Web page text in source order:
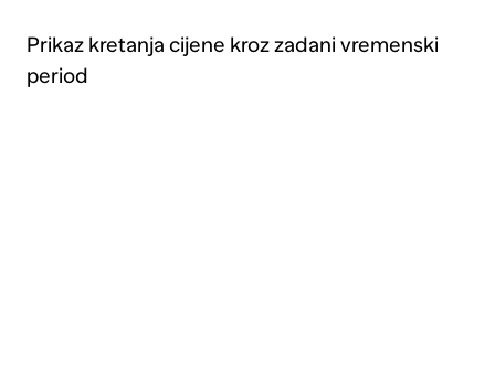
Prikaz kretanja cijene kroz zadani vremenski
period